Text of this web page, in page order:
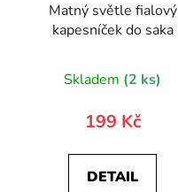
Matný světle fialový
kapesníček do saka
Skladem (2 ks)
199 Kč
DETAIL